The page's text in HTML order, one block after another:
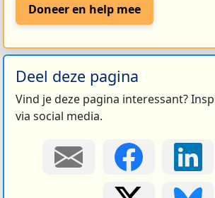
Doneer en help mee
Deel deze pagina
Vind je deze pagina interessant?
via social media.